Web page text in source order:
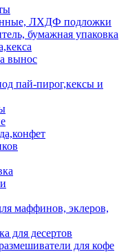
ЛХДФ подложки
бумажная упаковка
вынос
пай-пирог,кексы и
маффинов, эклеров,
десертов
для кофе